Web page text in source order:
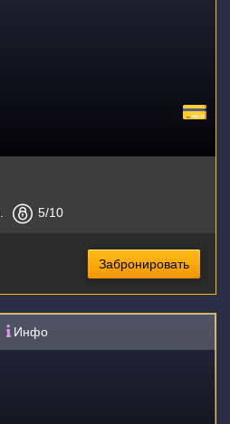
5/10
Забронировать
Инфо